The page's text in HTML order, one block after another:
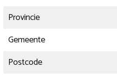
Provincie
Gemeente
Postcode